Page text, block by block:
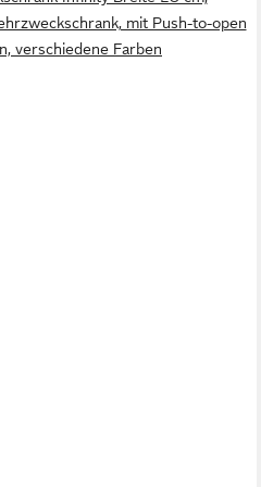
mit Push-to-open
verschiedene Farben